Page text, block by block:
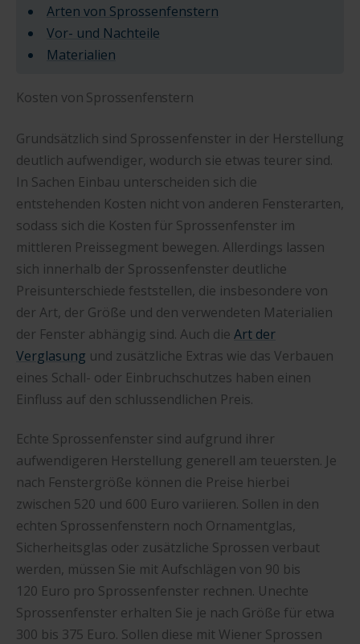
Arten von Sprossenfenstern
Vor- und Nachteile
Materialien
Kosten von Sprossenfenstern
Grundsätzlich sind Sprossenfenster in der Herstellung
deutlich aufwendiger, wodurch sie etwas teurer sind.
In Sachen Einbau unterscheiden sich die
entstehenden Kosten nicht von anderen Fensterarten,
sodass sich die Kosten für Sprossenfenster im
mittleren Preissegment bewegen. Allerdings lassen
sich innerhalb der Sprossenfenster deutliche
Preisunterschiede feststellen, die insbesondere von
der Art, der Größe und den verwendeten Materialien
der Fenster abhängig sind. Auch die Art der
Verglasung und zusätzliche Extras wie das Verbauen
eines Schall- oder Einbruchschutzes haben einen
Einfluss auf den schlussendlichen Preis.
Echte Sprossenfenster sind aufgrund ihrer
aufwendigeren Herstellung generell am teuersten. Je
nach Fenstergröße können die Preise hierbei
zwischen 520 und 600 Euro variieren. Sollen in den
echten Sprossenfenstern noch Ornamentglas,
Sicherheitsglas oder zusätzliche Sprossen verbaut
werden, müssen Sie mit Aufschlägen von 90 bis
120 Euro pro Sprossenfenster rechnen. Unechte
Sprossenfenster erhalten Sie je nach Größe für etwa
300 bis 375 Euro. Sollen diese mit Wiener Sprossen